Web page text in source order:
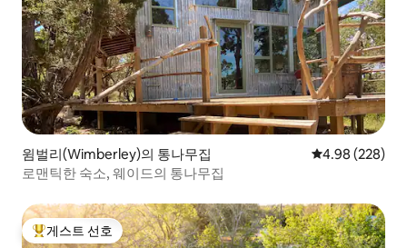
윔벌리(Wimberley)의 통나무집 평점 4.98점(5
4.98 (228)
로맨틱한 숙소, 웨이드의 통나무집
상위 게스트 선호
게스트 선호